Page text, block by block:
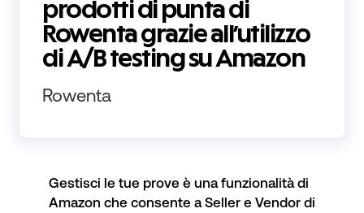
prodotti di punta di
Rowenta grazie all’utilizzo
di A/B testing su Amazon
Rowenta
Gestisci le tue prove è una funzionalità di
Amazon che consente a Seller e Vendor di